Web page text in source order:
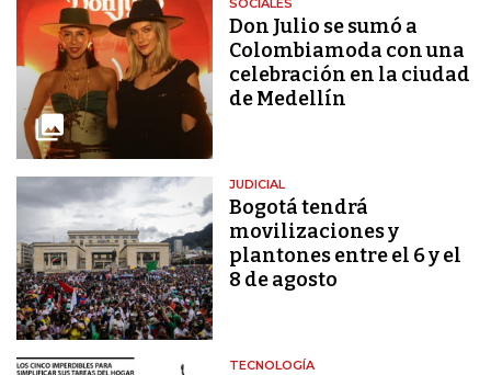
SOCIALES
Don Julio se sumó a
Colombiamoda con una
celebración en la ciudad
de Medellín
JUDICIAL
Bogotá tendrá
movilizaciones y
plantones entre el 6 y el
8 de agosto
TECNOLOGÍA